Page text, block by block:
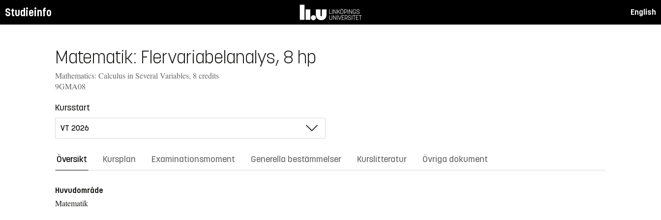
Studieinfo English
Matematik: Flervariabelanalys, 8 hp
Mathematics: Calculus in Several Variables, 8 credits
9GMA08
Kursstart
Översikt Kursplan Examinationsmoment Generella bestämmelser Kurslitteratur Övriga dokument
Huvudområde
Matematik